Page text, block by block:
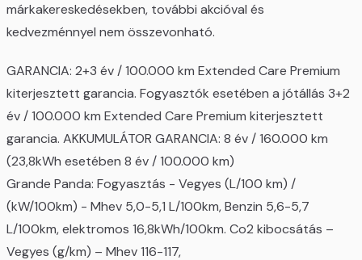
márkakereskedésekben, további akcióval és
kedvezménnyel nem összevonható.
GARANCIA: 2+3 év / 100.000 km Extended Care Premium
kiterjesztett garancia. Fogyasztók esetében a jótállás 3+2
év / 100.000 km Extended Care Premium kiterjesztett
garancia. AKKUMULÁTOR GARANCIA: 8 év / 160.000 km
(23,8kWh esetében 8 év / 100.000 km)
Grande Panda: Fogyasztás - Vegyes (L/100 km) /
(kW/100km) - Mhev 5,0-5,1 L/100km, Benzin 5,6-5,7
L/100km, elektromos 16,8kWh/100km. Co2 kibocsátás –
Vegyes (g/km) – Mhev 116-117,